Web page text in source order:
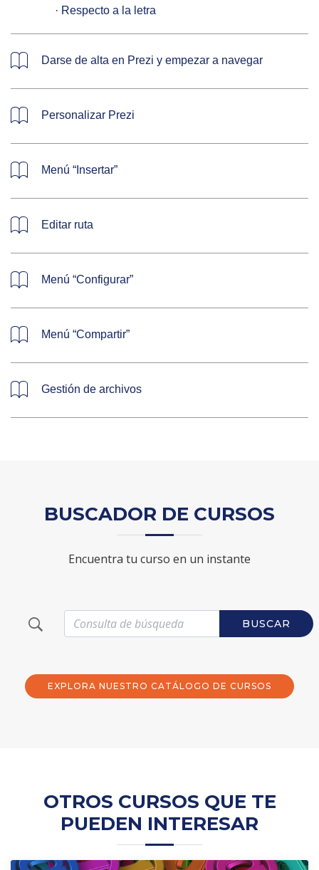
   · Respecto a la letra
Darse de alta en Prezi y empezar a navegar
Personalizar Prezi
Menú “Insertar”
Editar ruta
Menú “Configurar”
Menú “Compartir”
Gestión de archivos
BUSCADOR DE CURSOS
Encuentra tu curso en un instante
BUSCAR
EXPLORA NUESTRO CATÁLOGO DE CURSOS
OTROS CURSOS QUE TE
PUEDEN INTERESAR